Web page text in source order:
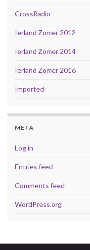
CrossRadio
Ierland Zomer 2012
Ierland Zomer 2014
Ierland Zomer 2016
Imported
META
Log in
Entries feed
Comments feed
WordPress.org